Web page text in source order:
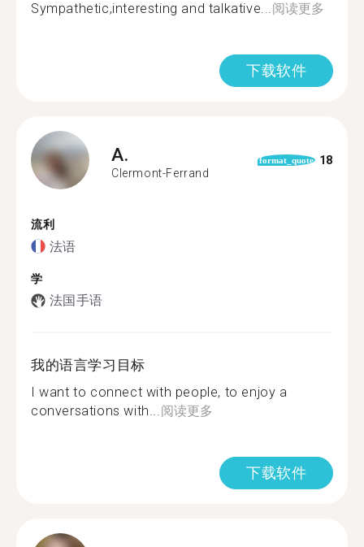
Sympathetic,interesting and talkative...阅读更多
下载软件
A.
Clermont-Ferrand
format_quote 18
流利
法语
学
法国手语
我的语言学习目标
I want to connect with people, to enjoy a
conversations with...阅读更多
下载软件